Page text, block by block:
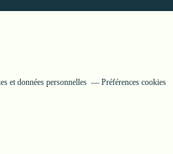
et données personnelles Préférences cookies